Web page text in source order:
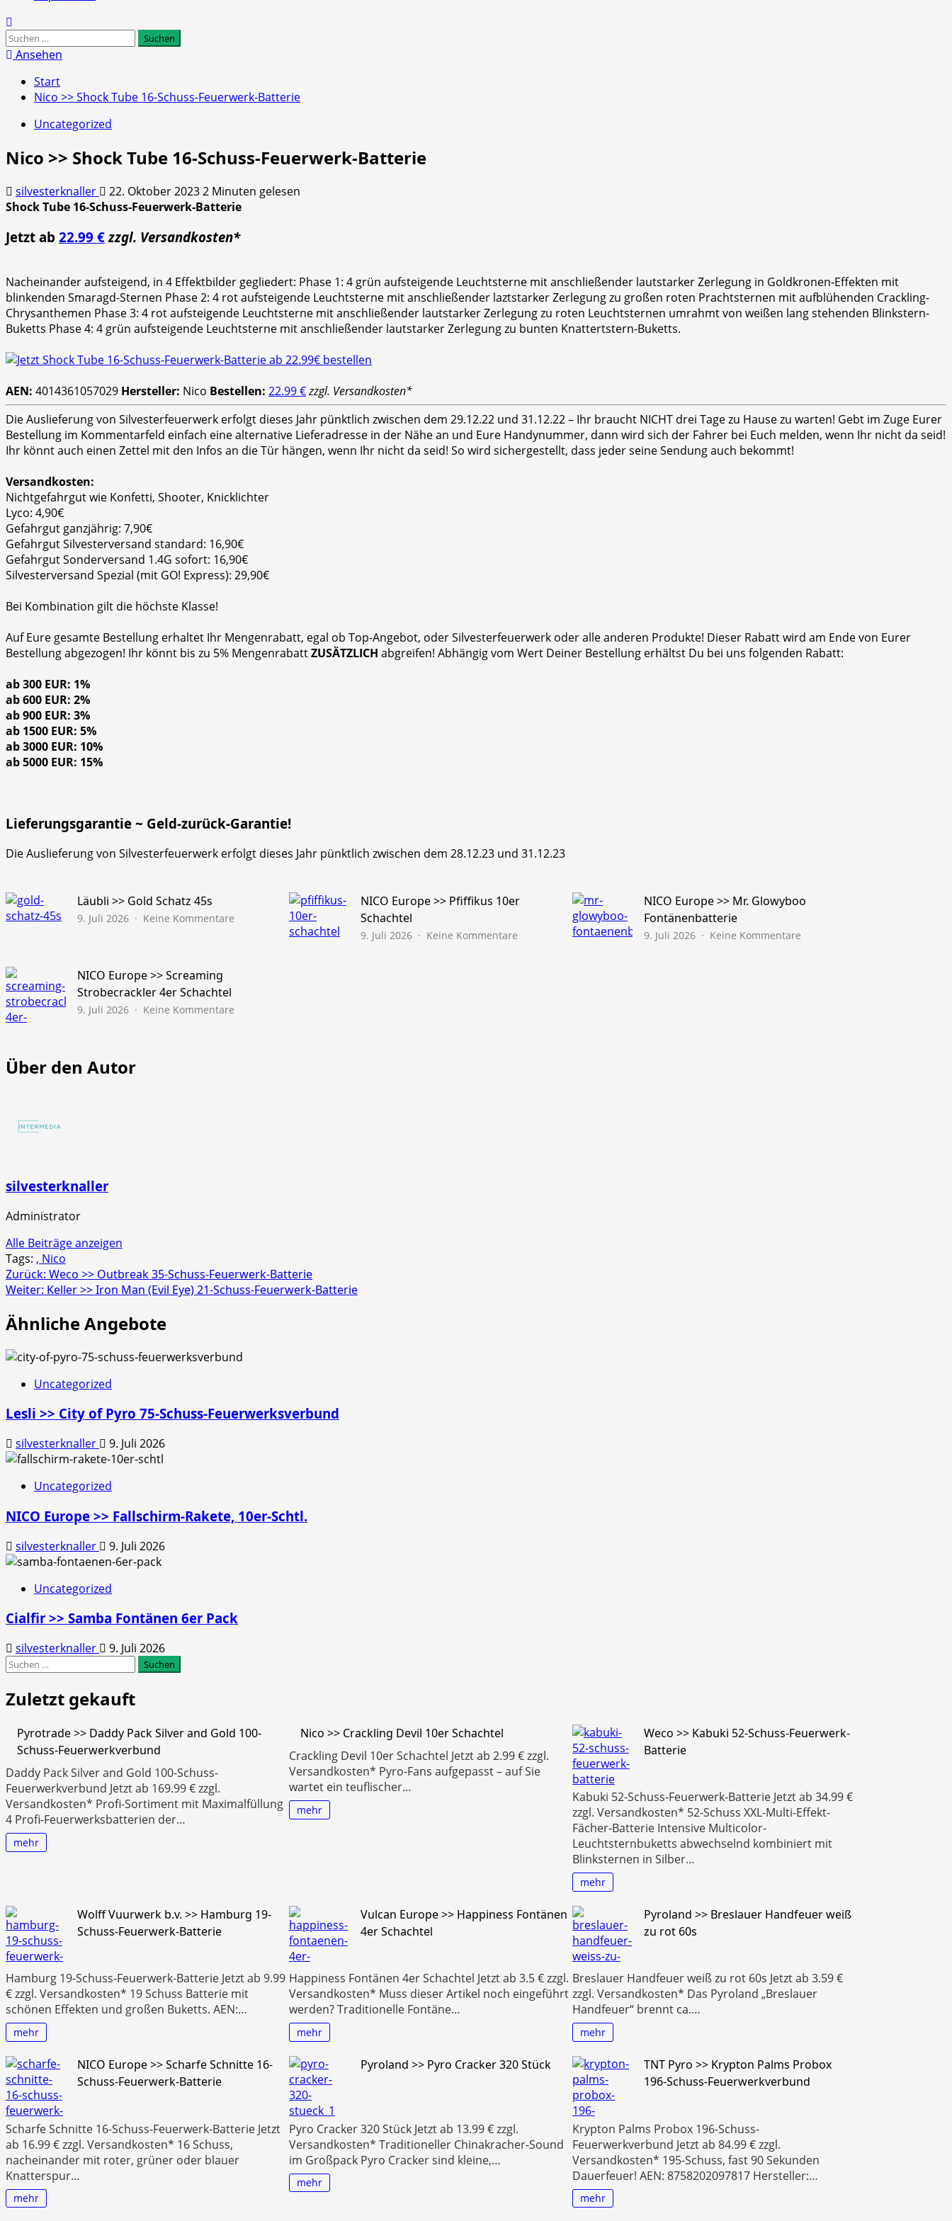
Suchen
nach:
Ansehen
Start
Nico >> Shock Tube 16-Schuss-Feuerwerk-Batterie
Uncategorized
Nico >> Shock Tube 16-Schuss-Feuerwerk-Batterie
silvesterknaller 22. Oktober 20232 Minuten gelesen
Shock Tube 16-Schuss-Feuerwerk-Batterie
Jetzt ab 22.99 € zzgl. Versandkosten*
Nacheinander aufsteigend, in 4 Effektbilder gegliedert: Phase 1: 4 grün aufsteigende Leuchtsterne mit anschließender lautstarker Zerlegung in Goldkronen-Effekten mit
blinkenden Smaragd-Sternen Phase 2: 4 rot aufsteigende Leuchtsterne mit anschließender laztstarker Zerlegung zu großen roten Prachtsternen mit aufblühenden Crackling-
Chrysanthemen Phase 3: 4 rot aufsteigende Leuchtsterne mit anschließender lautstarker Zerlegung zu roten Leuchtsternen umrahmt von weißen lang stehenden Blinkstern-
Buketts Phase 4: 4 grün aufsteigende Leuchtsterne mit anschließender lautstarker Zerlegung zu bunten Knattertstern-Buketts.
AEN: 4014361057029 Hersteller: Nico Bestellen: 22.99 €zzgl. Versandkosten*
Die Auslieferung von Silvesterfeuerwerk erfolgt dieses Jahr pünktlich zwischen dem 29.12.22 und 31.12.22 – Ihr braucht NICHT drei Tage zu Hause zu warten! Gebt im Zuge Eurer
Bestellung im Kommentarfeld einfach eine alternative Lieferadresse in der Nähe an und Eure Handynummer, dann wird sich der Fahrer bei Euch melden, wenn Ihr nicht da seid!
Ihr könnt auch einen Zettel mit den Infos an die Tür hängen, wenn Ihr nicht da seid! So wird sichergestellt, dass jeder seine Sendung auch bekommt!
Versandkosten:
Nichtgefahrgut wie Konfetti, Shooter, Knicklichter
Lyco: 4,90€
Gefahrgut ganzjährig: 7,90€
Gefahrgut Silvesterversand standard: 16,90€
Gefahrgut Sonderversand 1.4G sofort: 16,90€
Silvesterversand Spezial (mit GO! Express): 29,90€
Bei Kombination gilt die höchste Klasse!
Auf Eure gesamte Bestellung erhaltet Ihr Mengenrabatt, egal ob Top-Angebot, oder Silvesterfeuerwerk oder alle anderen Produkte! Dieser Rabatt wird am Ende von Eurer
Bestellung abgezogen! Ihr könnt bis zu 5% MengenrabattZUSÄTZLICH abgreifen! Abhängig vom Wert Deiner Bestellung erhältst Du bei uns folgenden Rabatt:
ab 300 EUR: 1%
ab 600 EUR: 2%
ab 900 EUR: 3%
ab 1500 EUR: 5%
ab 3000 EUR: 10%
ab 5000 EUR: 15%
Lieferungsgarantie ~ Geld-zurück-Garantie!
Die Auslieferung von Silvesterfeuerwerk erfolgt dieses Jahr pünktlich zwischen dem 28.12.23 und 31.12.23
Läubli >> Gold Schatz 45s
9. Juli 2026 Keine Kommentare
NICO Europe >> Pfiffikus 10er
Schachtel
9. Juli 2026 Keine Kommentare
NICO Europe >> Mr. Glowyboo
Fontänenbatterie
9. Juli 2026 Keine Kommentare
NICO Europe >> Screaming
Strobecrackler 4er Schachtel
9. Juli 2026 Keine Kommentare
Über den Autor
silvesterknaller
Administrator
Alle Beiträge anzeigen
Tags: , Nico
Beitragsnavigation
Zurück: Weco >> Outbreak 35-Schuss-Feuerwerk-Batterie
Weiter: Keller >> Iron Man (Evil Eye) 21-Schuss-Feuerwerk-Batterie
Ähnliche Angebote
Uncategorized
Lesli >> City of Pyro 75-Schuss-Feuerwerksverbund
silvesterknaller 9. Juli 2026
Uncategorized
NICO Europe >> Fallschirm-Rakete, 10er-Schtl.
silvesterknaller 9. Juli 2026
Uncategorized
Cialfir >> Samba Fontänen 6er Pack
silvesterknaller
9. Juli 2026
Suchen
Zuletzt gekauft
Pyrotrade >> Daddy Pack Silver and Gold 100-
Schuss-Feuerwerkverbund
Daddy Pack Silver and Gold 100-Schuss-
Feuerwerkverbund Jetzt ab 169.99 € zzgl.
Versandkosten* Profi-Sortiment mit Maximalfüllung
4 Profi-Feuerwerksbatterien der…
mehr
Nico >> Crackling Devil 10er Schachtel
Crackling Devil 10er Schachtel Jetzt ab 2.99 € zzgl.
Versandkosten* Pyro-Fans aufgepasst – auf Sie
wartet ein teuflischer…
mehr
Weco >> Kabuki 52-Schuss-Feuerwerk-
Batterie
Kabuki 52-Schuss-Feuerwerk-Batterie Jetzt ab 34.99 €
zzgl. Versandkosten* 52-Schuss XXL-Multi-Effekt-
Fächer-Batterie Intensive Multicolor-
Leuchtsternbuketts abwechselnd kombiniert mit
Blinksternen in Silber…
mehr
Wolff Vuurwerk b.v. >> Hamburg 19-
Schuss-Feuerwerk-Batterie
Hamburg 19-Schuss-Feuerwerk-Batterie Jetzt ab 9.99
€ zzgl. Versandkosten* 19 Schuss Batterie mit
schönen Effekten und großen Buketts. AEN:…
mehr
Vulcan Europe >> Happiness Fontänen
4er Schachtel
Happiness Fontänen 4er Schachtel Jetzt ab 3.5 € zzgl.
Versandkosten* Muss dieser Artikel noch eingeführt
werden? Traditionelle Fontäne…
mehr
Pyroland >> Breslauer Handfeuer weiß
zu rot 60s
Breslauer Handfeuer weiß zu rot 60s Jetzt ab 3.59 €
zzgl. Versandkosten* Das Pyroland „Breslauer
Handfeuer“ brennt ca.…
mehr
NICO Europe >> Scharfe Schnitte 16-
Schuss-Feuerwerk-Batterie
Scharfe Schnitte 16-Schuss-Feuerwerk-Batterie Jetzt
ab 16.99 € zzgl. Versandkosten* 16 Schuss,
nacheinander mit roter, grüner oder blauer
Knatterspur…
mehr
Pyroland >> Pyro Cracker 320 Stück
Pyro Cracker 320 Stück Jetzt ab 13.99 € zzgl.
Versandkosten* Traditioneller Chinakracher-Sound
im Großpack Pyro Cracker sind kleine,…
mehr
TNT Pyro >> Krypton Palms Probox
196-Schuss-Feuerwerkverbund
Krypton Palms Probox 196-Schuss-
Feuerwerkverbund Jetzt ab 84.99 € zzgl.
Versandkosten* 195-Schuss, fast 90 Sekunden
Dauerfeuer! AEN: 8758202097817 Hersteller:…
mehr